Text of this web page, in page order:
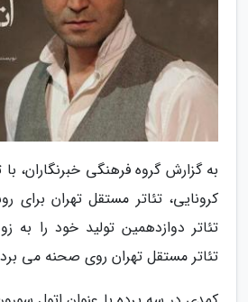
به گزارش گروه فرهنگی خبرنگاران،
کرونایی، تئاتر مستقل تهران
تئاتر دوازدهمین تولید خود را به
تئاتر مستقل تهران روی صحنه می